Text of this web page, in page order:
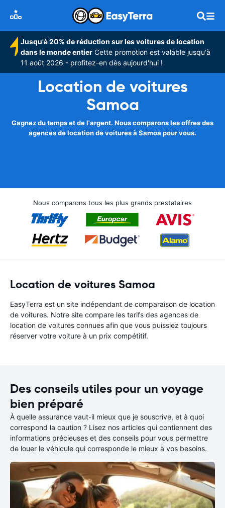
Jusqu'à 20% de réduction sur les voitures de location
dans le monde entier Cette promotion est valable jusqu'à
11 août 2026 - profitez-en dès aujourd'hui !
Location de voitures
Samoa
Gagnez du temps et de l'argent. Nous comparons les offres des
agences de location de voitures à Samoa pour vous.
Nous comparons tous les plus grands prestataires
Location de voitures Samoa
EasyTerra est un site indépendant de comparaison de location
de voitures. Notre site compare les tarifs des agences de
location de voitures connues afin que vous puissiez toujours
réserver votre voiture à un prix compétitif.
Des conseils utiles pour un voyage
bien préparé
À quelle assurance vaut-il mieux que je souscrive, et à quoi
correspond la caution ? Lisez nos articles qui contiennent des
informations précieuses et des conseils pour vous permettre
de louer le véhicule qui corresponde le mieux à vos besoins.